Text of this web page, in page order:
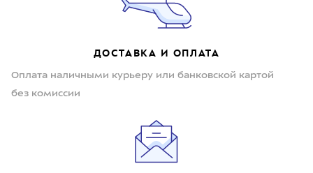
ДОСТАВКА И ОПЛАТА
Оплата наличными курьеру или банковской картой
без комиссии